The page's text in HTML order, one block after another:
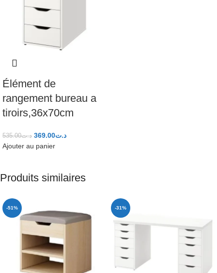
Élément de
rangement bureau a
tiroirs,36x70cm
د.ت535.00 د.ت369.00
Ajouter au panier
Produits similaires
-51% -31%